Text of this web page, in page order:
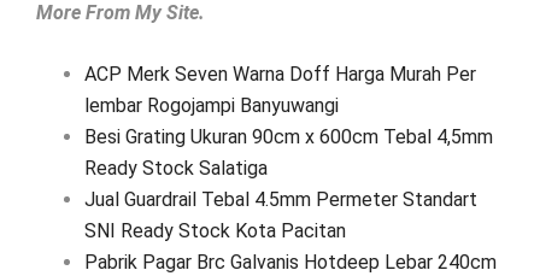
More From My Site.
ACP Merk Seven Warna Doff Harga Murah Per
lembar Rogojampi Banyuwangi
Besi Grating Ukuran 90cm x 600cm Tebal 4,5mm
Ready Stock Salatiga
Jual Guardrail Tebal 4.5mm Permeter Standart
SNI Ready Stock Kota Pacitan
Pabrik Pagar Brc Galvanis Hotdeep Lebar 240cm